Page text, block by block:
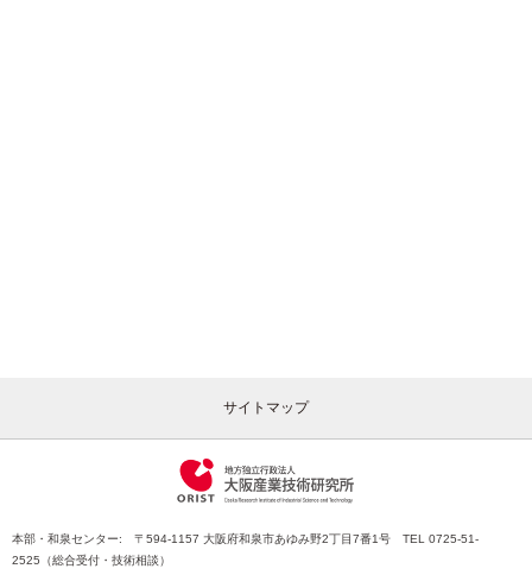
サイトマップ
本部・和泉センター: 〒594-1157 大阪府和泉市あゆみ野2丁目7番1号 TEL 0725-51-
2525（総合受付・技術相談）